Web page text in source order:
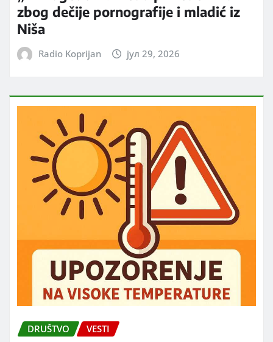
zbog dečije pornografije i mladić iz
Niša
Radio Koprijan јул 29, 2026
DRUŠTVO VESTI